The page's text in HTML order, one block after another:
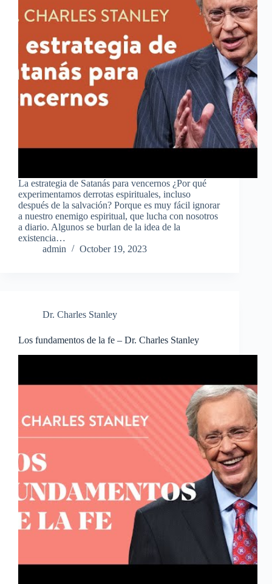
La estrategia de Satanás para vencernos ¿Por qué
experimentamos derrotas espirituales, incluso
después de la salvación? Porque es muy fácil ignorar
a nuestro enemigo espiritual, que lucha con nosotros
a diario. Algunos se burlan de la idea de la
existencia…
admin
October 19, 2023
Dr. Charles Stanley
Los fundamentos de la fe – Dr. Charles Stanley